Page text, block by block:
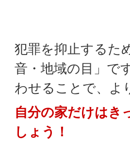
犯罪を抑止するた
音・地域の目」で
わせることで、よ
自分の家だけはき
しょう！